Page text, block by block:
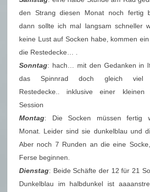
den Strang diesen Monat noch fertig
dann sollte ich mal langsam schneller
keine Lust auf Socken habe, kommen
die Restedecke… .
Sonntag: hach… mit den Gedanken in
das Spinnrad doch gleich viel
Restedecke.. inklusive einer kleinen
Session
Montag: Die Socken müssen fertig
Monat. Leider sind sie dunkelblau und
Aber noch 7 Runden an die eine
Ferse beginnen.
Dienstag: Beide Schäfte der 12 für 21
Dunkelblau im halbdunkel ist